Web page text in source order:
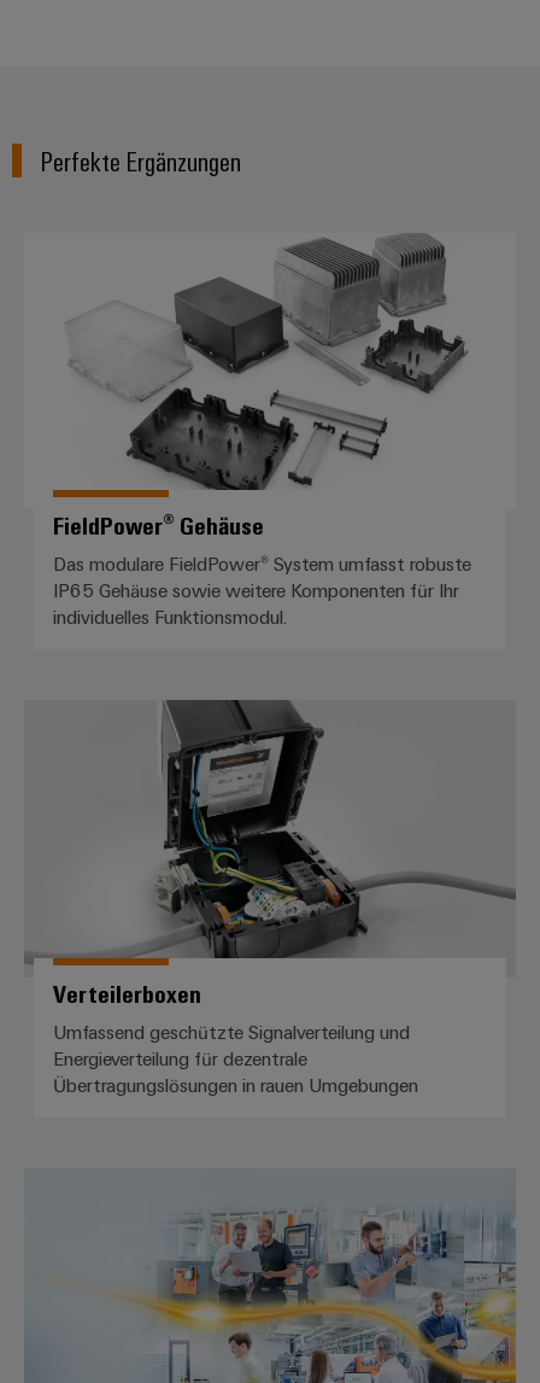
Perfekte Ergänzungen
FieldPower® Gehäuse
FieldPower® Gehäuse
Das modulare FieldPower® System umfasst robuste
IP65 Gehäuse sowie weitere Komponenten für Ihr
individuelles Funktionsmodul.
Verteilerboxen
Verteilerboxen
Umfassend geschützte Signalverteilung und
Energieverteilung für dezentrale
Übertragungslösungen in rauen Umgebungen